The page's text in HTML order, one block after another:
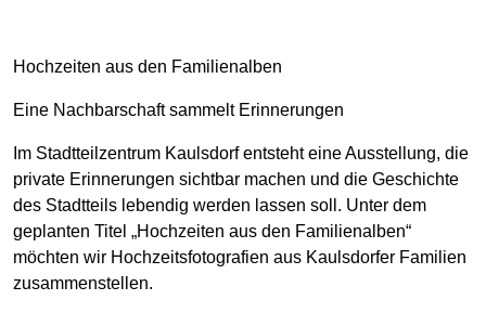
Hochzeiten aus den Familienalben
Eine Nachbarschaft sammelt Erinnerungen
Im Stadtteilzentrum Kaulsdorf entsteht eine Ausstellung, die
private Erinnerungen sichtbar machen und die Geschichte
des Stadtteils lebendig werden lassen soll. Unter dem
geplanten Titel „Hochzeiten aus den Familienalben“
möchten wir Hochzeitsfotografien aus Kaulsdorfer Familien
zusammenstellen.